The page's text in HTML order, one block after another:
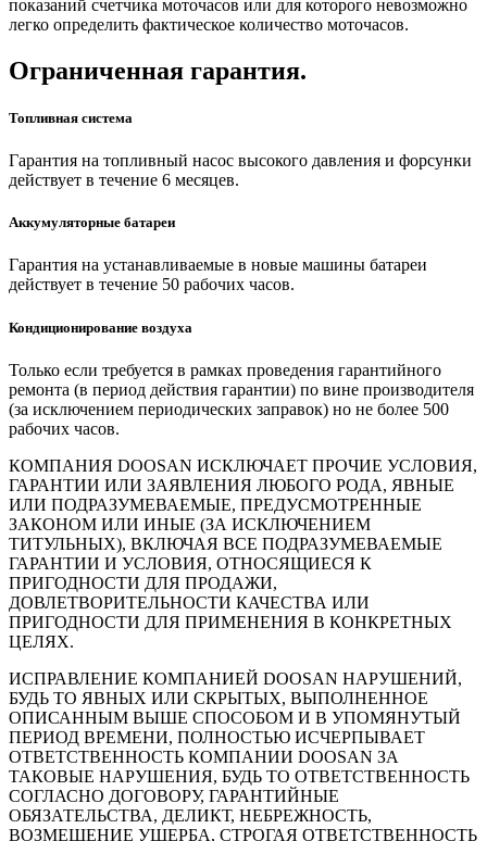
показаний счетчика моточасов или для которого невозможно
легко определить фактическое количество моточасов.
Ограниченная гарантия.
Топливная система
Гарантия на топливный насос высокого давления и форсунки
действует в течение 6 месяцев.
Аккумуляторные батареи
Гарантия на устанавливаемые в новые машины батареи
действует в течение 50 рабочих часов.
Кондиционирование воздуха
Только если требуется в рамках проведения гарантийного
ремонта (в период действия гарантии) по вине производителя
(за исключением периодических заправок) но не более 500
рабочих часов.
КОМПАНИЯ DOOSAN ИСКЛЮЧАЕТ ПРОЧИЕ УСЛОВИЯ,
ГАРАНТИИ ИЛИ ЗАЯВЛЕНИЯ ЛЮБОГО РОДА, ЯВНЫЕ
ИЛИ ПОДРАЗУМЕВАЕМЫЕ, ПРЕДУСМОТРЕННЫЕ
ЗАКОНОМ ИЛИ ИНЫЕ (ЗА ИСКЛЮЧЕНИЕМ
ТИТУЛЬНЫХ), ВКЛЮЧАЯ ВСЕ ПОДРАЗУМЕВАЕМЫЕ
ГАРАНТИИ И УСЛОВИЯ, ОТНОСЯЩИЕСЯ К
ПРИГОДНОСТИ ДЛЯ ПРОДАЖИ,
ДОВЛЕТВОРИТЕЛЬНОСТИ КАЧЕСТВА ИЛИ
ПРИГОДНОСТИ ДЛЯ ПРИМЕНЕНИЯ В КОНКРЕТНЫХ
ЦЕЛЯХ.
ИСПРАВЛЕНИЕ КОМПАНИЕЙ DOOSAN НАРУШЕНИЙ,
БУДЬ ТО ЯВНЫХ ИЛИ СКРЫТЫХ, ВЫПОЛНЕННОЕ
ОПИСАННЫМ ВЫШЕ СПОСОБОМ И В УПОМЯНУТЫЙ
ПЕРИОД ВРЕМЕНИ, ПОЛНОСТЬЮ ИСЧЕРПЫВАЕТ
ОТВЕТСТВЕННОСТЬ КОМПАНИИ DOOSAN ЗА
ТАКОВЫЕ НАРУШЕНИЯ, БУДЬ ТО ОТВЕТСТВЕННОСТЬ
СОГЛАСНО ДОГОВОРУ, ГАРАНТИЙНЫЕ
ОБЯЗАТЕЛЬСТВА, ДЕЛИКТ, НЕБРЕЖНОСТЬ,
ВОЗМЕЩЕНИЕ УЩЕРБА, СТРОГАЯ ОТВЕТСТВЕННОСТЬ